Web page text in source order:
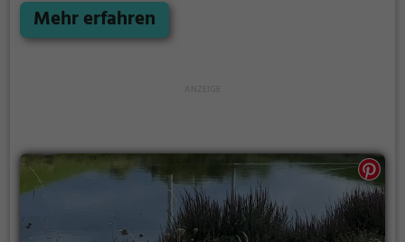
Möglichkeiten für Freizeitaktivitäten.
Mehr erfahren